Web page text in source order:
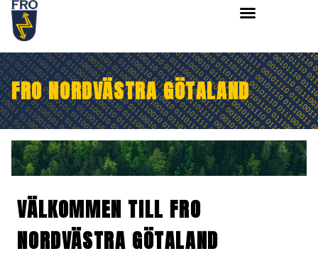
FRO NORDVÄSTRA GÖTALAND
VÄLKOMMEN TILL FRO
NORDVÄSTRA GÖTALAND